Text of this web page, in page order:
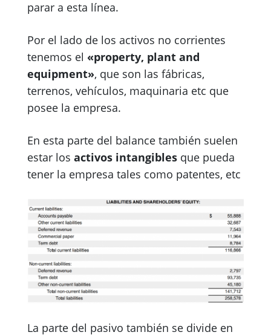
parar a esta línea.
Por el lado de los activos no corrientes
tenemos el «property, plant and
equipment», que son las fábricas,
terrenos, vehículos, maquinaria etc que
posee la empresa.
En esta parte del balance también suelen
estar los activos intangibles que pueda
tener la empresa tales como patentes, etc
La parte del pasivo también se divide en